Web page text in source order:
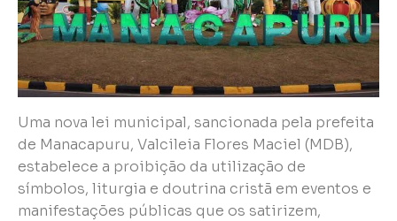
Uma nova lei municipal, sancionada pela prefeita
de Manacapuru, Valcileia Flores Maciel (MDB),
estabelece a proibição da utilização de
símbolos, liturgia e doutrina cristã em eventos e
manifestações públicas que os satirizem,